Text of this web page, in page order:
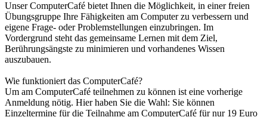
Unser ComputerCafé bietet Ihnen die Möglichkeit, in einer freien
Übungsgruppe Ihre Fähigkeiten am Computer zu verbessern und
eigene Frage- oder Problemstellungen einzubringen. Im
Vordergrund steht das gemeinsame Lernen mit dem Ziel,
Berührungsängste zu minimieren und vorhandenes Wissen
auszubauen.
Wie funktioniert das ComputerCafé?
Um am ComputerCafé teilnehmen zu können ist eine vorherige
Anmeldung nötig. Hier haben Sie die Wahl: Sie können
Einzeltermine für die Teilnahme am ComputerCafé für nur 19 Euro